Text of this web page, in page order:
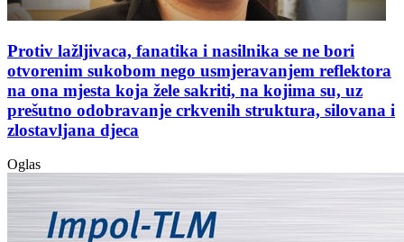
Protiv lažljivaca, fanatika i nasilnika se ne bori
otvorenim sukobom nego usmjeravanjem reflektora
na ona mjesta koja žele sakriti, na kojima su, uz
prešutno odobravanje crkvenih struktura, silovana i
zlostavljana djeca
Oglas